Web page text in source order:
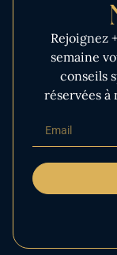
Rejoignez
semaine
conseils
réservées à